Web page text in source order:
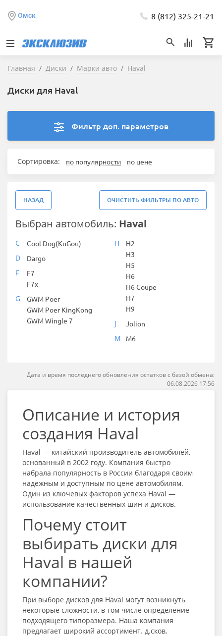
Омск 8 (812) 325-21-21
Главная Диски Марки авто Haval
Диски для Haval
Фильтр доп. параметров
Сортировка: по популярности по цене
НАЗАД ОЧИСТИТЬ ФИЛЬТРЫ ПО АВТО
Выбран автомобиль: Haval
C Cool Dog(KuGou)
D Dargo
F
F7
F7x
G
GWM Poer
GWM Poer KingKong
GWM Wingle 7
H
H2
H3
H5
H6
H6 Coupe
H7
H9
J Jolion
M M6
Дата и время последнего обновления остатков с базой обмена:
06.08.2026 17:56
Описание и история
создания Haval
Haval — китайский производитель автомобилей,
основанный в 2002 году. Компания быстро
набрала популярность в России благодаря своим
надежным и доступным по цене автомобилям.
Один из ключевых факторов успеха Haval —
использование качественных шин и дисков.
Почему стоит
выбирать диски для
Haval в нашей
компании?
При выборе дисков для Haval могут возникнуть
некоторые сложности, в том числе определение
подходящего типоразмера. Наша компания
предлагает широкий ассортимент. д.сков,